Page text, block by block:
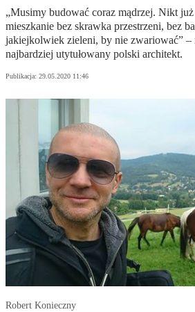
„Musimy budować coraz mądrzej. Nikt
mieszkanie bez skrawka przestrzeni, bez
jakiejkolwiek zieleni, by nie zwariować”
najbardziej utytułowany polski architekt.
Publikacja: 29.05.2020 11:46
Robert Konieczny